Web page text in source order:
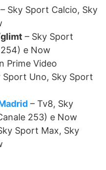
– Sky Sport Calcio, Sky
– Sky Sport
e Now
Prime Video
Sport Uno, Sky Sport
– Tv8, Sky
253) e Now
Sport Max, Sky